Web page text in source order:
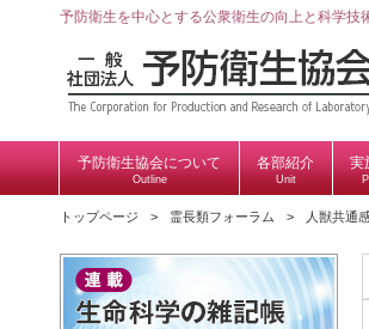
予防衛生を中心とする公衆衛生の向上と科学
予防衛生協会について
Outline
各部紹介
Unit
実
トップページ 霊長類フォーラム 人獣共通